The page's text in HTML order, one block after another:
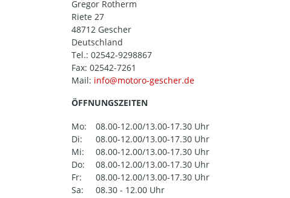
Gregor Rotherm
Riete 27
48712 Gescher
Deutschland
Tel.: 02542-9298867
Fax: 02542-7261
Mail:
ÖFFNUNGSZEITEN
Mo:
08.00-12.00/13.00-17.30 Uhr
Di:
08.00-12.00/13.00-17.30 Uhr
Mi:
08.00-12.00/13.00-17.30 Uhr
Do:
08.00-12.00/13.00-17.30 Uhr
Fr:
08.00-12.00/13.00-17.30 Uhr
Sa:
08.30 - 12.00 Uhr